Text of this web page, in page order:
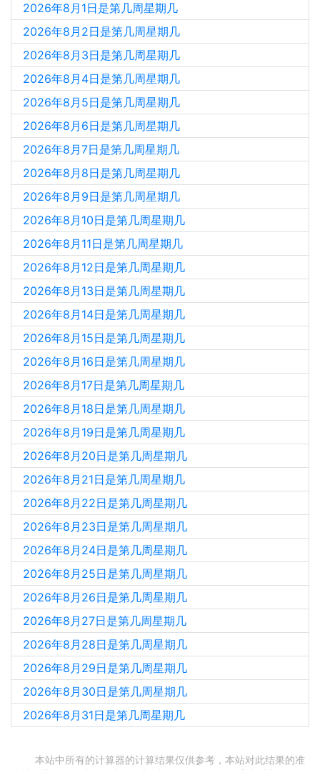
2026年8月1日是第几周星期几
2026年8月2日是第几周星期几
2026年8月3日是第几周星期几
2026年8月4日是第几周星期几
2026年8月5日是第几周星期几
2026年8月6日是第几周星期几
2026年8月7日是第几周星期几
2026年8月8日是第几周星期几
2026年8月9日是第几周星期几
2026年8月10日是第几周星期几
2026年8月11日是第几周星期几
2026年8月12日是第几周星期几
2026年8月13日是第几周星期几
2026年8月14日是第几周星期几
2026年8月15日是第几周星期几
2026年8月16日是第几周星期几
2026年8月17日是第几周星期几
2026年8月18日是第几周星期几
2026年8月19日是第几周星期几
2026年8月20日是第几周星期几
2026年8月21日是第几周星期几
2026年8月22日是第几周星期几
2026年8月23日是第几周星期几
2026年8月24日是第几周星期几
2026年8月25日是第几周星期几
2026年8月26日是第几周星期几
2026年8月27日是第几周星期几
2026年8月28日是第几周星期几
2026年8月29日是第几周星期几
2026年8月30日是第几周星期几
2026年8月31日是第几周星期几
本站中所有的计算器的计算结果仅供参考，本站对此结果的准